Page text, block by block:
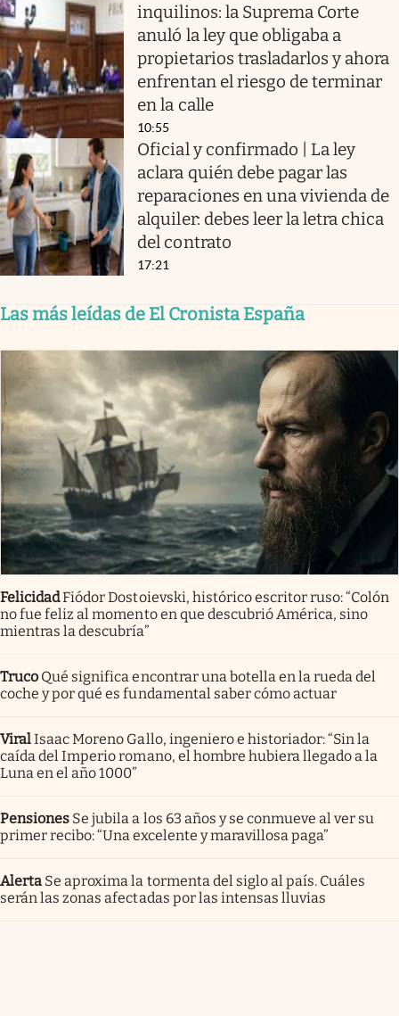
inquilinos: la Suprema Corte
anuló la ley que obligaba a
propietarios trasladarlos y ahora
enfrentan el riesgo de terminar
en la calle
10:55
Oficial y confirmado | La ley
aclara quién debe pagar las
reparaciones en una vivienda de
alquiler: debes leer la letra chica
del contrato
17:21
Las más leídas de El Cronista España
FelicidadFiódor Dostoievski, histórico escritor ruso: “Colón
no fue feliz al momento en que descubrió América, sino
mientras la descubría”
Truco Qué significa encontrar una botella en la rueda del
coche y por qué es fundamental saber cómo actuar
ViralIsaac Moreno Gallo, ingeniero e historiador: “Sin la
caída del Imperio romano, el hombre hubiera llegado a la
Luna en el año 1000”
Pensiones Se jubila a los 63 años y se conmueve al ver su
primer recibo: “Una excelente y maravillosa paga”
Alerta Se aproxima la tormenta del siglo al país. Cuáles
serán las zonas afectadas por las intensas lluvias